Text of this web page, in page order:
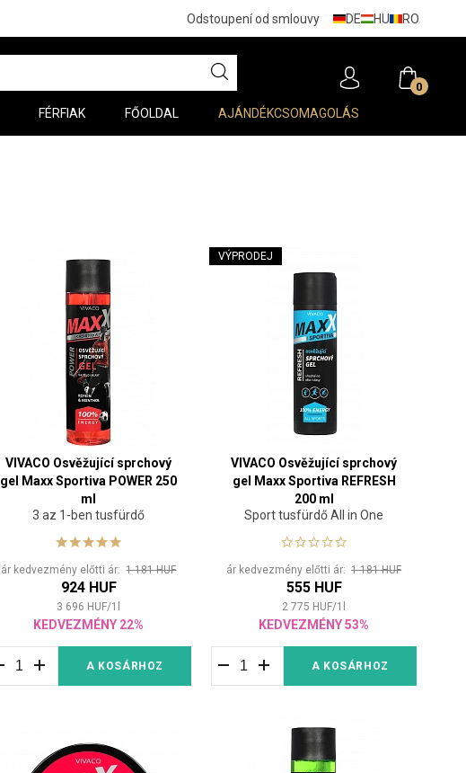
Odstoupení od smlouvy DE HU RO
0
FÉRFIAK FŐOLDAL AJÁNDÉKCSOMAGOLÁS
VIVACO Osvěžující sprchový
gel Maxx Sportiva POWER 250
ml
3 az 1-ben tusfürdő
ár kedvezmény előtti ár:1 181 HUF
924 HUF
3 696 HUF/1
KEDVEZMÉNY 22%
A KOSÁRHOZ
VÝPRODEJ
VIVACO Osvěžující sprchový
gel Maxx Sportiva REFRESH
200 ml
Sport tusfürdő All in One
ár kedvezmény előtti ár:1 181 HUF
555 HUF
2 775 HUF/1
KEDVEZMÉNY 53%
A KOSÁRHOZ